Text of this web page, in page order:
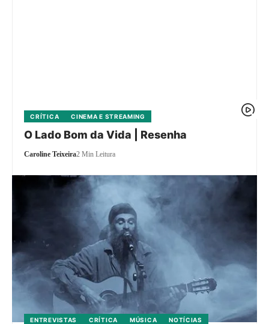
CRÍTICA CINEMA E STREAMING
O Lado Bom da Vida | Resenha
Caroline Teixeira2 Min Leitura
ENTREVISTAS CRÍTICA MÚSICA NOTÍCIAS